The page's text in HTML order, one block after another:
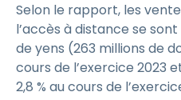
Selon le rapport, les
l’accès à distance se
de yens (263 millions de
cours de l’exercice 2023
2,8 % au cours de